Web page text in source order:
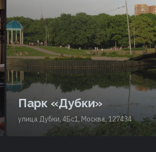
Парк «Дубки»
улица Дубки, 4Бс1, Москва, 127434